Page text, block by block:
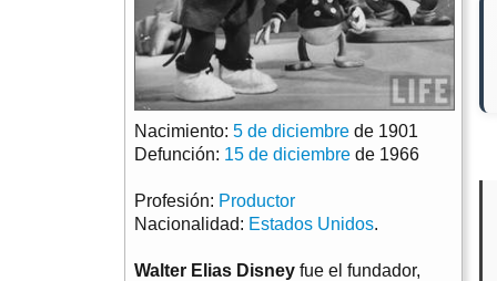
Nacimiento: 5 de diciembre de 1901
Defunción: 15 de diciembre de 1966
Profesión: Productor
Nacionalidad: Estados Unidos.
Walter Elias Disney fue el fundador,